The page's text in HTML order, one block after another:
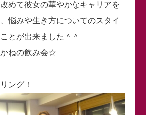
めて彼女の華やかなキャリアを
悩みや生き方についてのスタイ
とが出来ました＾＾
ねの飲み会☆
ング！